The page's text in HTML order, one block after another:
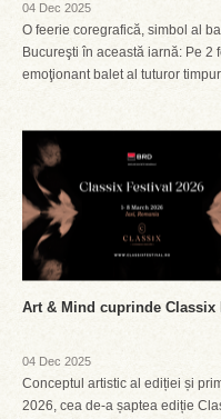
04 Dec 2025
O feerie coregrafică, simbol al
Bucureşti în această iarnă: Pe
emoţionant balet al tuturor
Art & Mind cuprinde Classix
04 Dec 2025
Conceptul artistic al ediției și
2026, cea de-a șaptea ediție